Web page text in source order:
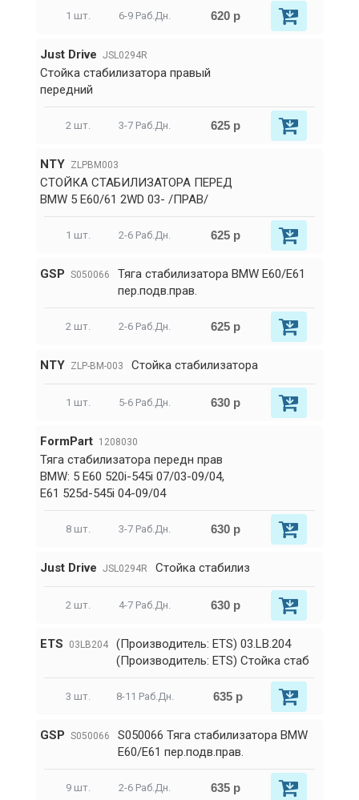
1 шт. 6-9 Раб.Дн. 620 р
Just Drive JSL0294R
Стойка стабилизатора правый
передний
2 шт. 3-7 Раб.Дн. 625 р
NTY ZLPBM003
СТОЙКА СТАБИЛИЗАТОРА ПЕРЕД
BMW 5 E60/61 2WD 03- /ПРАВ/
1 шт. 2-6 Раб.Дн. 625 р
GSP S050066
Тяга стабилизатора BMW E60/E61
пер.подв.прав.
2 шт. 2-6 Раб.Дн. 625 р
NTY ZLP-BM-003 Стойка стабилизатора
1 шт. 5-6 Раб.Дн. 630 р
FormPart 1208030
Тяга стабилизатора передн прав
BMW: 5 E60 520i-545i 07/03-09/04,
E61 525d-545i 04-09/04
8 шт. 3-7 Раб.Дн. 630 р
Just Drive JSL0294R Стойка стабилиз
2 шт. 4-7 Раб.Дн. 630 р
ETS 03LB204
(Производитель: ETS) 03.LB.204
(Производитель: ETS) Стойка стаб
3 шт. 8-11 Раб.Дн. 635 р
GSP S050066
S050066 Тяга стабилизатора BMW
E60/E61 пер.подв.прав.
9 шт. 2-6 Раб.Дн. 635 р